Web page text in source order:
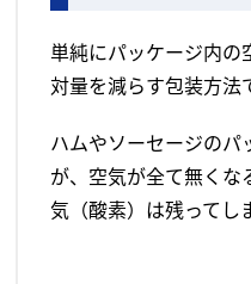
単純にパッケージ内の
対量を減らす包装方法
ハムやソーセージのパ
が、空気が全て無くな
気（酸素）は残ってし